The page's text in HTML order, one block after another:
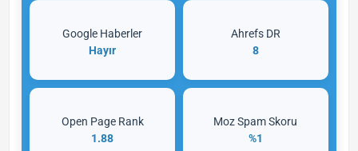
Google Haberler
Hayır
Ahrefs DR
8
Open Page Rank
1.88
Moz Spam Skoru
%1